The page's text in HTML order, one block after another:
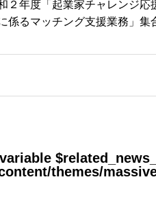
２年度「起業家チャレンジ応
係るマッチング支援業務」集
themes/